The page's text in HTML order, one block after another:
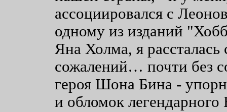
ассоциировался с
одному из изданий
Яна Холма, я рассталась
сожалений… почти без
героя Шона Бина -
и обломок